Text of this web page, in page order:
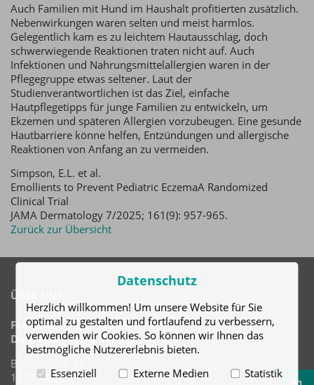
Auch Familien mit Hund im Haushalt profitierten zusätzlich.
Nebenwirkungen waren selten und meist harmlos.
Gelegentlich kam es zu leichtem Hautausschlag, doch
schwerwiegende Reaktionen traten nicht auf. Auch
Infektionen und Nahrungsmittelallergien waren in der
Pflegegruppe etwas seltener. Laut der
Studienverantwortlichen ist das Ziel, einfache
Hautpflegetipps für junge Familien zu entwickeln, um
Ekzemen und späteren Allergien vorzubeugen. Eine gesunde
Hautbarriere könne helfen, Entzündungen und allergische
Reaktionen von Anfang an zu vermeiden.
Simpson, E.L. et al.
Emollients to Prevent Pediatric EczemaA Randomized
Clinical Trial
JAMA Dermatology 7/2025; 161(9): 957-965.
Zurück zur Übersicht
ÜBER UNS
Frauenärztliche Praxis
Dipl.-Med. Petra Großmann
Bundesallee 42
10715 Berlin
Datenschutz
Herzlich willkommen! Um unsere Website für Sie
optimal zu gestalten und fortlaufend zu verbessern,
verwenden wir Cookies. So können wir Ihnen das
bestmögliche Nutzererlebnis bieten.
Essenziell
Externe Medien Statistik